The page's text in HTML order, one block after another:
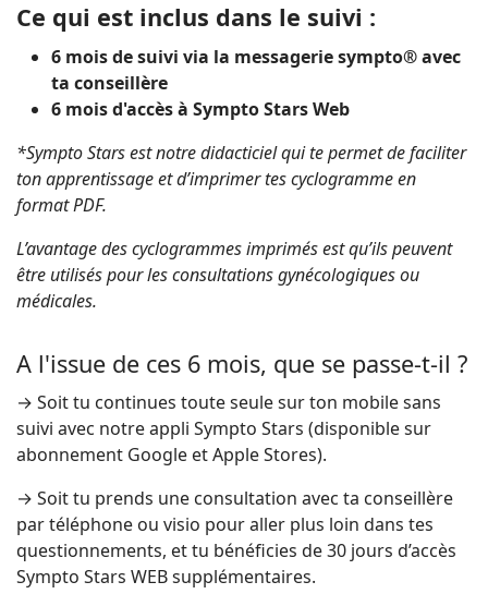
Ce qui est inclus dans le suivi :
6 mois de suivi via la messagerie sympto® avec
ta conseillère
6 mois d'accès à Sympto Stars Web
*Sympto Stars est notre didacticiel qui te permet de faciliter
ton apprentissage et d’imprimer tes cyclogramme en
format PDF.
L’avantage des cyclogrammes imprimés est qu’ils peuvent
être utilisés pour les consultations gynécologiques ou
médicales.
A l'issue de ces 6 mois, que se passe-t-il ?
→ Soit tu continues toute seule sur ton mobile sans
suivi avec notre appli Sympto Stars (disponible sur
abonnement Google et Apple Stores).
→ Soit tu prends une consultation avec ta conseillère
par téléphone ou visio pour aller plus loin dans tes
questionnements, et tu bénéficies de 30 jours d’accès
Sympto Stars WEB supplémentaires.